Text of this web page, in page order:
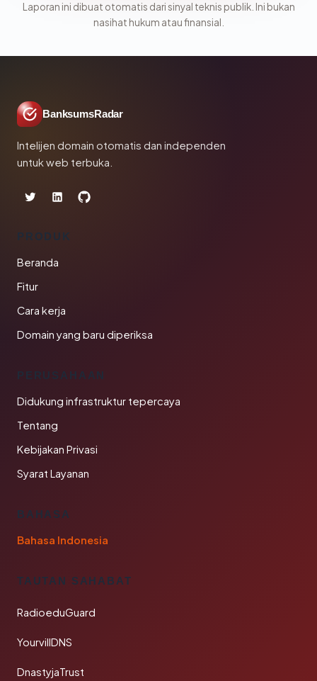
Laporan ini dibuat otomatis dari sinyal teknis publik. Ini bukan
nasihat hukum atau finansial.
BanksumsRadar
Intelijen domain otomatis dan independen
untuk web terbuka.
PRODUK
Beranda
Fitur
Cara kerja
Domain yang baru diperiksa
PERUSAHAAN
Didukung infrastruktur tepercaya
Tentang
Kebijakan Privasi
Syarat Layanan
BAHASA
Bahasa Indonesia
TAUTAN SAHABAT
RadioeduGuard
YourvillDNS
DnastyjaTrust